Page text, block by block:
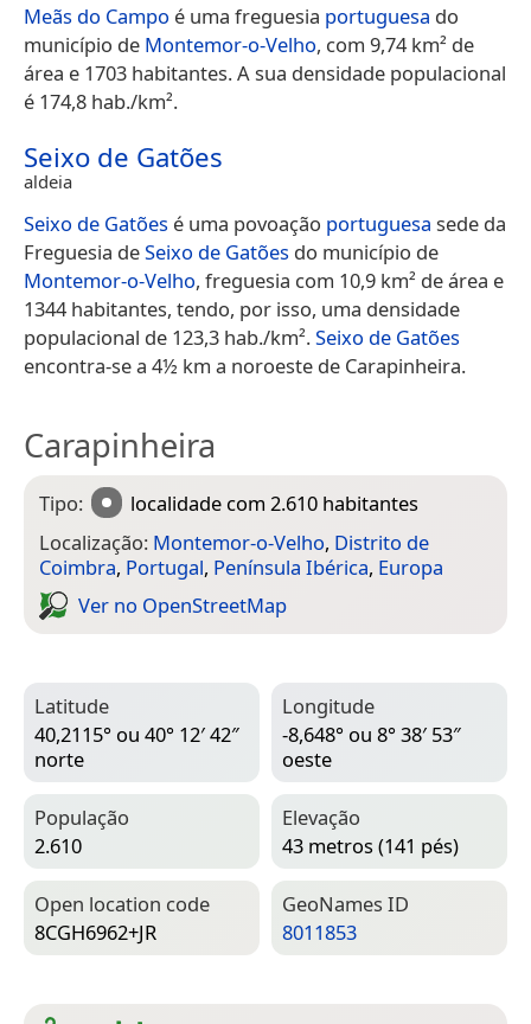
Meãs do Campo é uma freguesia portuguesa do
município de Montemor-o-Velho, com 9,74 km² de
área e 1703 habitantes. A sua densidade populacional
é 174,8 hab./km².
Seixo de Gatões
aldeia
Seixo de Gatões é uma povoação portuguesa sede da
Freguesia deSeixo de Gatões do município de
Montemor-o-Velho, freguesia com 10,9 km² de área e
1344 habitantes, tendo, por isso, uma densidade
populacional de 123,3 hab./km².Seixo de Gatões
encontra-se a 4½ km a noroeste de Carapinheira.
Carapinheira
Tipo: localidade com 2.610 habitantes
Localização: Montemor-o-Velho, Distrito de
Coimbra, Portugal, Península Ibérica, Europa
Ver no Open­Street­Map
Latitude
40,2115° ou 40° 12′ 42″
norte
Longitude
-8,648° ou 8° 38′ 53″
oeste
População
2.610
Elevação
43 metros (141 pés)
Open location code
8CGH6962+JR
Geo­Names ID
8011853